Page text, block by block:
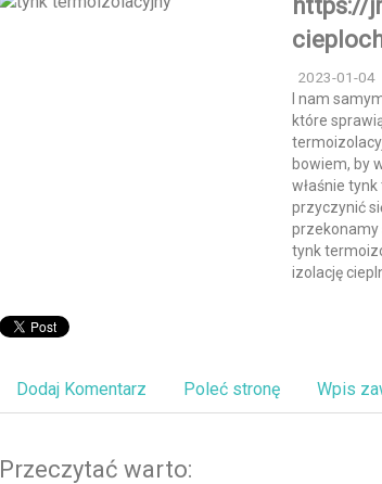
https://
2023-01-04
I nam
które
bowiem, by
właśnie
przyczynić
przekonamy
tynk
izolację
Dodaj Komentarz Poleć stronę Wpis
Przeczytać warto: